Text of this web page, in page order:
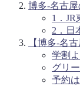
博多-名古
1．JR
2．日
【博多-名
学割
グリ
予約